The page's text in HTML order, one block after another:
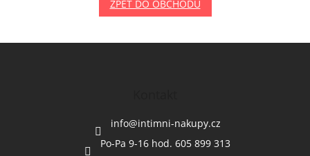
ZPĚT DO OBCHODU
info@intimni-nakupy.cz
Po-Pa 9-16 hod. 605 899 313